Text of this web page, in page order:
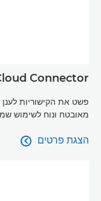
Connector
מאובטח ונוח לשימוש
הצגת פרטים
הצגת פרטים
